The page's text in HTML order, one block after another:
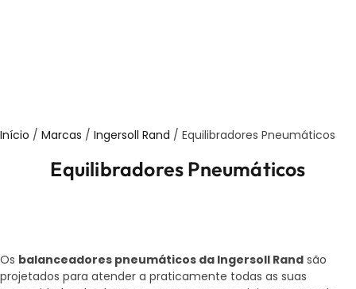
Início / Marcas / Ingersoll Rand / Equilibradores Pneumáticos
Equilibradores Pneumáticos
Os balanceadores pneumáticos da Ingersoll Rand são
projetados para atender a praticamente todas as suas